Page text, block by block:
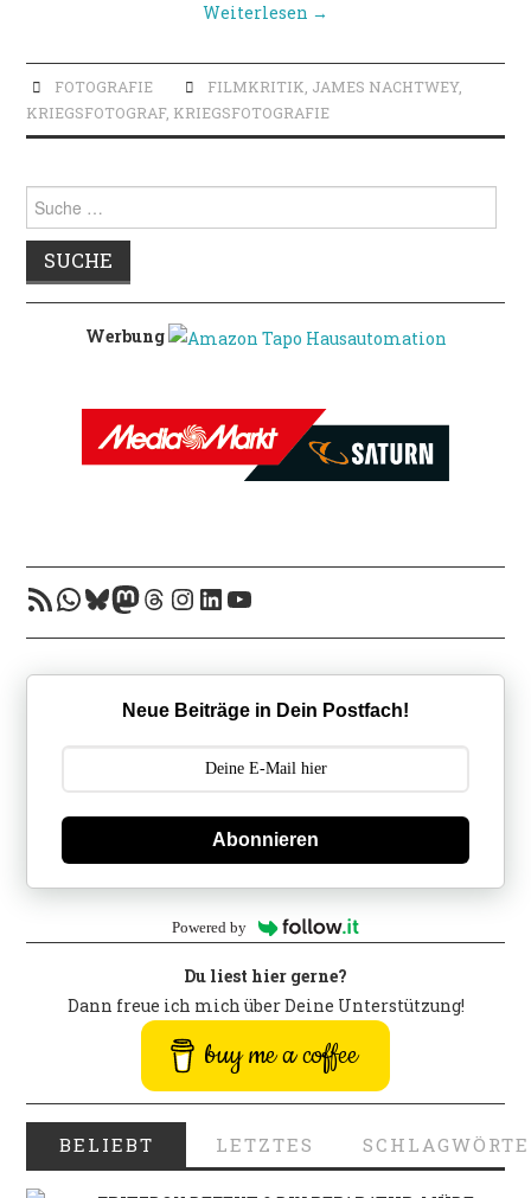
Weiterlesen →
FOTOGRAFIE FILMKRITIK, JAMES NACHTWEY,
KRIEGSFOTOGRAF, KRIEGSFOTOGRAFIE
Suche
nach:
Werbung
RSS-FeedWhatsApp
Bluesky
Mastodon
Threads
Instagram
LinkedIn
YouTube
Neue Beiträge in Dein Postfach!
Abonnieren
Powered by
Du liest hier gerne?
Dann freue ich mich über Deine Unterstützung!
buy me a coffee
BELIEBT LETZTES